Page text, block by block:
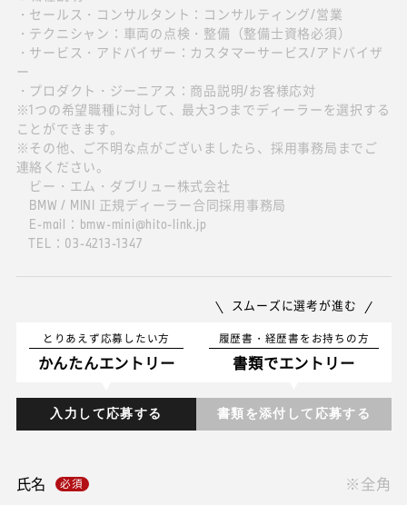
・セールス・コンサルタント：コンサルティング/営業
・テクニシャン：車両の点検・整備（整備士資格必須）
・サービス・アドバイザー：カスタマーサービス/アドバイザ
ー
・プロダクト・ジーニアス：商品説明/お客様応対
※1つの希望職種に対して、最大3つまでディーラーを選択する
ことができます。
※その他、ご不明な点がございましたら、採用事務局までご
連絡ください。
ビー・エム・ダブリュー株式会社
BMW / MINI 正規ディーラー合同採用事務局
E-mail：bmw-mini@hito-link.jp
TEL：03-4213-1347
とりあえず応募したい方
かんたんエントリー
入力して応募する
スムーズに選考が進む
履歴書・経歴書をお持ちの方
書類でエントリー
書類を添付して応募する
氏名 ※全角